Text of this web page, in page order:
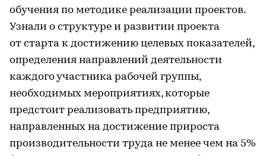
обучения по методике реализации проектов.
Узнали о структуре и развитии проекта
от старта к достижению целевых показателей,
определения направлений деятельности
каждого участника рабочей группы,
необходимых мероприятиях, которые
предстоит реализовать предприятию,
направленных на достижение прироста
производительности труда не менее чем на 5%